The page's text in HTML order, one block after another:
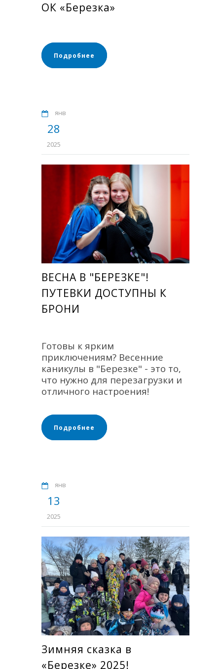
ОК «Березка»
Подробнее
янв
28
2025
ВЕСНА В "БЕРЕЗКЕ"!
ПУТЕВКИ ДОСТУПНЫ К
БРОНИ
Готовы к ярким
приключениям? Весенние
каникулы в "Березке" - это то,
что нужно для перезагрузки и
отличного настроения!
Подробнее
янв
13
2025
Зимняя сказка в
«Березке» 2025!